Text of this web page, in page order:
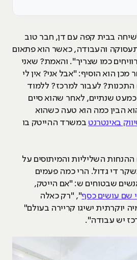
יושב לשיחה בבית קפה עם דן, חבר טוב
והעבודה, כאשר הוא פתאום
כמו שצריך". והאמת? שאני
הוא הוסיף: "אבל אני? אין לי
התכנות? לעבור למרכז? ללמוד
שנתיים, לאחר שהוא סיים
הבין כמה הוא טעה כשהוא
באינטרנט במשרד ההייטק בו
השליליות והמיתוסים על
די גדול. הרי כמה פעמים
שבטוחים ש: "אם הייטק,
שם עושים כסף", "רק כאלה
יוקרתית ישיגו קריירה בעולם"
יש עבודה".